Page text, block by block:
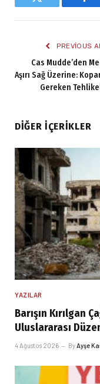
Twitter
PREVIOUS
Cas Mudde’den
Aşırı Sağ Üzerine:
Gereken
DIĞER İÇERIKLER
YAZILAR
Barışın Kırılgan
Uluslararası
4 Ağustos 2026 ByAyşe